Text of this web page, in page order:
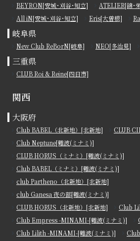
BEYRON[安城･刈谷･知立]
ATELIER[錦･
All iN[安城･刈谷･知立]
Eris[大曽根]
岐阜県
New Club ReBorN[岐阜] NEO[多治見]
三重県
CLUB Roi & Reine[四日市]
関西
大阪府
Club BABEL（北新地）[北新地]
CLUB
Club Neptune[難波(ミナミ)]
CLUB HORUS（ミナミ）[難波(ミナミ)]
Club BABEL（ミナミ）[難波(ミナミ)]
club Partheno（北新地）[北新地]
club Ganesa 夜の部[難波(ミナミ)]
CLUB HORUS（北新地）[北新地]
Club
Club Empress -MINAMI-[難波(ミナミ)]
Club Lilith -MINAMI-[難波(ミナミ)]